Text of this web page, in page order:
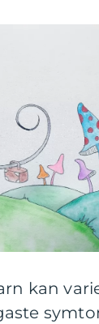
kan